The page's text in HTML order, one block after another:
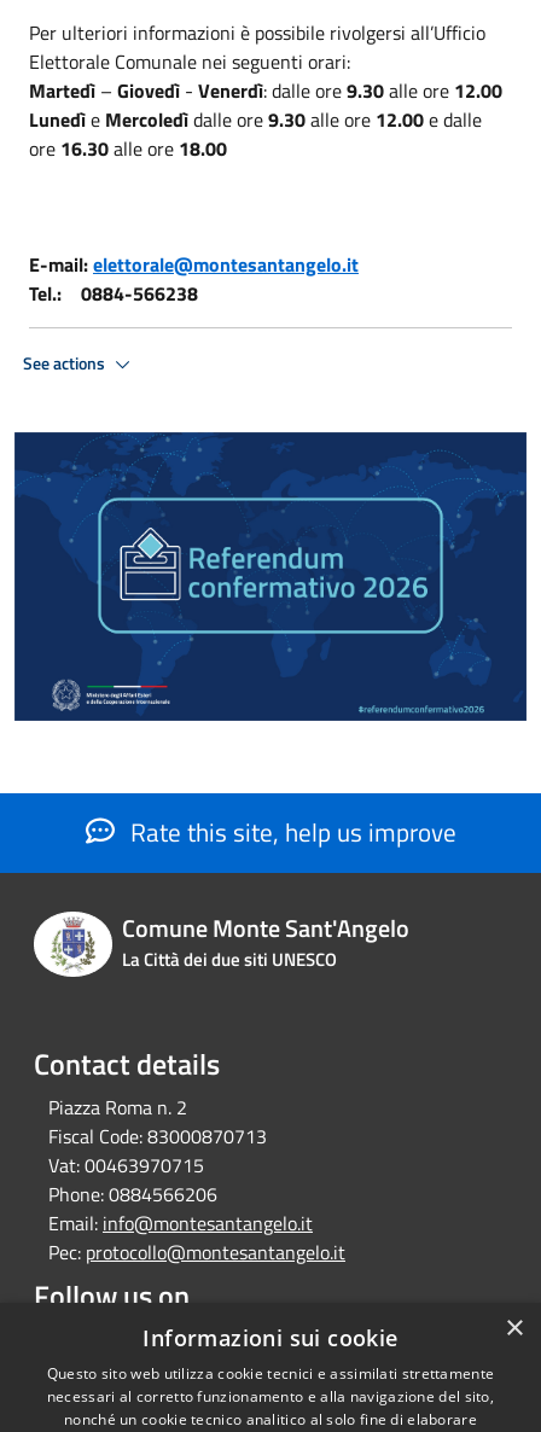
Per ulteriori informazioni è possibile rivolgersi all’Ufficio
Elettorale Comunale nei seguenti orari:
Martedì – Giovedì - Venerdì: dalle ore9.30alle ore 12.00
Lunedìe Mercoledìdalle ore9.30alle ore 12.00e dalle
ore 16.30alle ore 18.00
E-mail:elettorale@montesantangelo.it
Tel.: 0884-566238
See actions
Rate this site, help us improve
Comune Monte Sant'Angelo
La Città dei due siti UNESCO
Contact details
Piazza Roma n. 2
Fiscal Code:83000870713
Vat:00463970715
Phone:0884566206
Email: info@montesantangelo.it
Pec: protocollo@montesantangelo.it
Follow us on
FacebookYoutubeInstagramTelegramWhatsapp ×
Informazioni sui cookie
Questo sito web utilizza cookie tecnici e assimilati strettamente
necessari al corretto funzionamento e alla navigazione del sito,
nonché un cookie tecnico analitico al solo fine di elaborare